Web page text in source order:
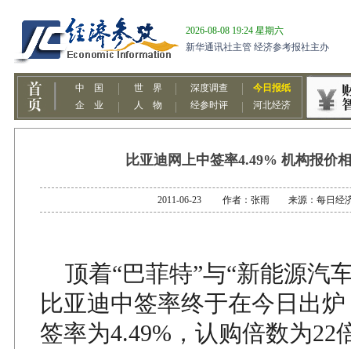
比亚迪网上中签率4.49% 机构报价
2011-06-23 作者：张雨 来源：每日经
顶着“巴菲特”与“新能源汽
比亚迪中签率终于在今日出
签率为4.49%，认购倍数为22